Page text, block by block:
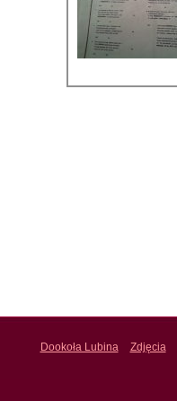
Dookoła Lubina Zdjęcia